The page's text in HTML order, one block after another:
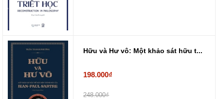
Hữu và Hư vô: Một khảo sát hữu t...
198.000₫
248.000₫